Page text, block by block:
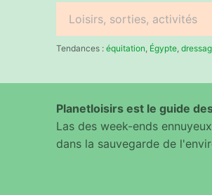
Rechercher
:Tendances : équitation Égypte
Planetloisirs est le guide
Las des week-ends
dans la sauvegarde de